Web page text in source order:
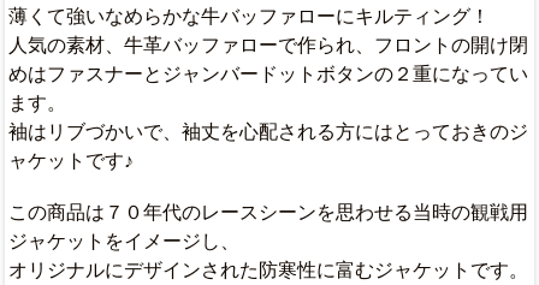
薄くて強いなめらかな牛バッファローにキルティング！
人気の素材、牛革バッファローで作られ、フロントの開け閉
めはファスナーとジャンバードットボタンの２重になってい
ます。
袖はリブづかいで、袖丈を心配される方にはとっておきのジ
ャケットです♪
この商品は７０年代のレースシーンを思わせる当時の観戦用
ジャケットをイメージし、
オリジナルにデザインされた防寒性に富むジャケットです。